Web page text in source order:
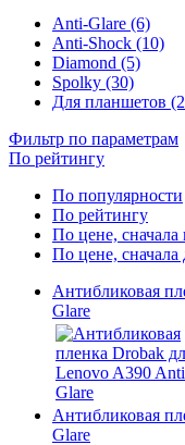
Anti-Glare (6)
Anti-Shock (10)
Diamond (5)
Spolky (30)
Для планшетов
Фильтр по параметрам
По рейтингу
По популярности
По рейтингу
По цене, сначала
По цене, сначала
Антибликовая
Glare
Антибликовая
Glare